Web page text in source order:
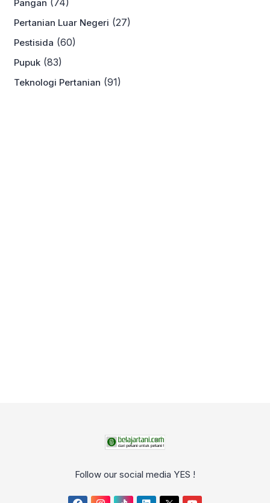
Pangan (74)
Pertanian Luar Negeri (27)
Pestisida (60)
Pupuk (83)
Teknologi Pertanian (91)
Follow our social media YES !